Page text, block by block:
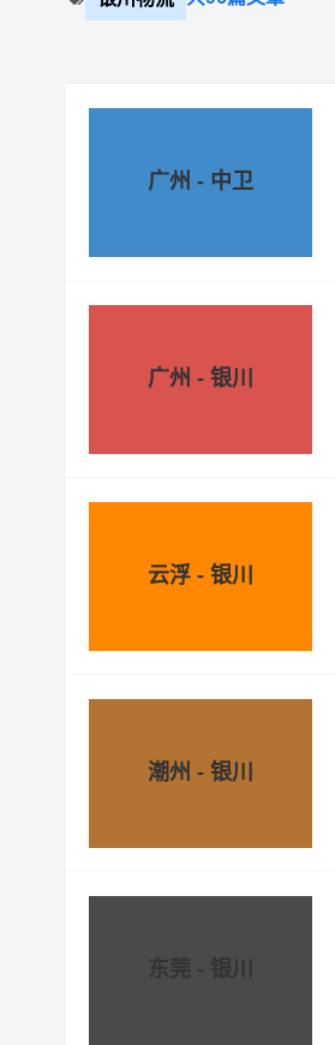
广州 - 中卫
广州 - 银川
云浮 - 银川
潮州 - 银川
东莞 - 银川